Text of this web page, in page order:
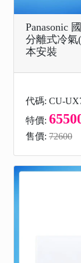
Panasonic
分離式冷氣
本安裝
代碼: CU-
特價:
售價: 72600